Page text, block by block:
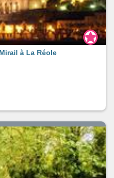
à La Réole